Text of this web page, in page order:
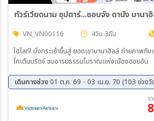
ทัวร์เวียดนาม ซุปตาร์...ชอบจัง ดานัง บาน
VN_VN00116 4วัน 3คืน
ไฮไลท์! นั่งกระเช้าขึ้นสู่ ยอดเขาบานาฮิลล์ ถ่ายภาพกั
โกเต้นบริดจ์ ชมอารยธรรมโบราณแห่งเมืองฮอยอัน
เดินทางช่วง01 ต.ค. 69 - 03 เม.ย. 70 (103 ช่วงวั
03 ต.ค. 69
05 ต.ค. 69 - 08 ต.ค. 69
07 ต.ค. 69
11 ต.ค. 69
ร